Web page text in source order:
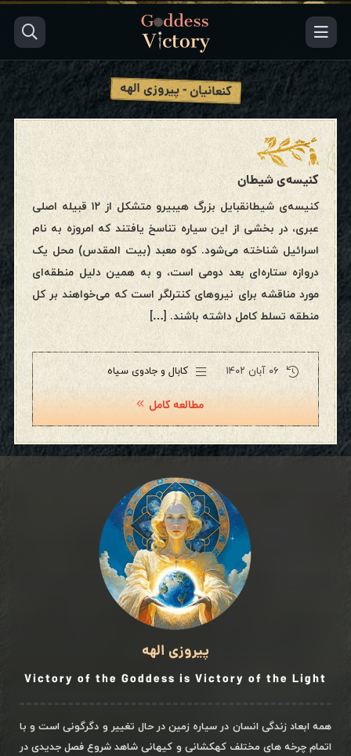
کنعانیان - پیروزی الهه
کنیسه‌ی شیطان
کنیسه‌ی شیطانقبایل بزرگ هیبیرو متشکل از ۱۲ قبیله اصلی
عبری، در بخشی از این سیاره تناسخ یافتند که امروزه به نام
اسرائیل شناخته می‌شود. کوه معبد (بیت المقدس) محل یک
دروازه ستاره‌ای بعد دومی است، و به همین دلیل منطقه‌ای
مورد مناقشه برای نیروهای کنترلگر است که می‌خواهند بر کل
منطقه تسلط کامل داشته باشند. […]
۰۶ آبان ۱۴۰۲ کابال و جادوی سیاه
مطالعه کامل
پیروزی الهه
Victory of the Goddess is Victory of the Light
همه ابعاد زندگی انسان در سیاره زمین در حال تغییر و دگرگونی است و با
اتمام چرخه های مختلف کهکشانی و کیهانی شاهد شروع فصل جدیدی در